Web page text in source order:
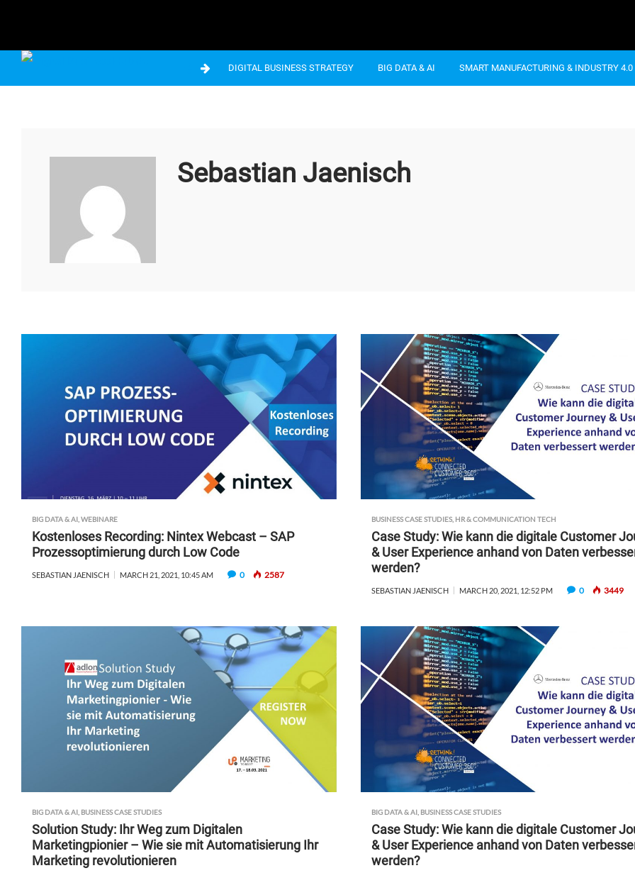
DIGITAL BUSINESS STRATEGY BIG DATA & AI SMART MANUFACTURING & INDUSTRY 4.0
Sebastian Jaenisch
BIG DATA & AI WEBINARE
Kostenloses Recording: Nintex Webcast – SAP
Prozessoptimierung durch Low Code
SEBASTIAN JAENISCH MARCH 21, 2021, 10:45 AM 0 2587
BUSINESS CASE STUDIES, HR & COMMUNICATION TECH
Case Study: Wie kann die digitale Customer
& User Experience anhand von Daten
werden?
SEBASTIAN JAENISCH MARCH 20, 2021, 12:52 PM 0 3449
BIG DATA & AI BUSINESS CASE STUDIES
Solution Study: Ihr Weg zum Digitalen
Marketingpionier – Wie sie mit Automatisierung Ihr
Marketing revolutionieren
BIG DATA & AI, BUSINESS CASE STUDIES
Case Study: Wie kann die digitale Customer
& User Experience anhand von Daten
werden?